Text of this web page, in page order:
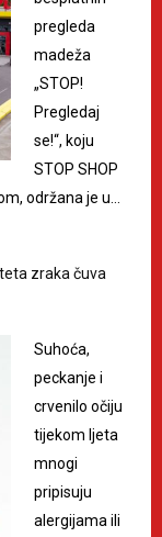
pregleda
madeža
„STOP!
Pregledaj
se!“, koju
STOP SHOP
održana je u…
zraka čuva
Suhoća,
peckanje i
crvenilo očiju
tijekom ljeta
mnogi
pripisuju
alergijama ili